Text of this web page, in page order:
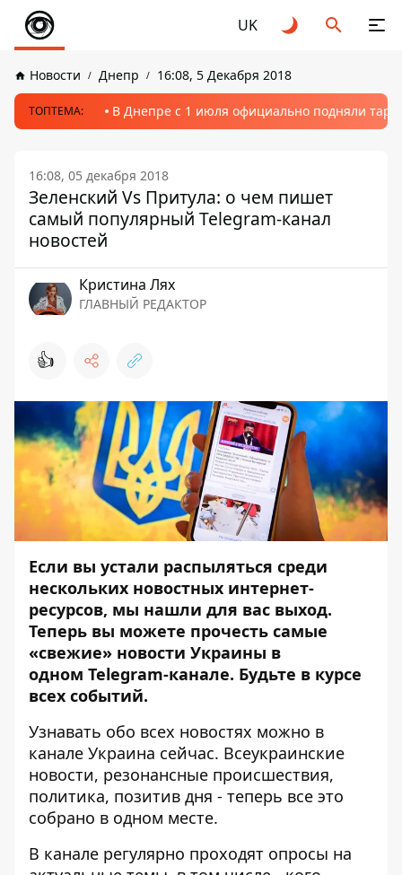
UK
Новости Днепр 16:08, 5 Декабря 2018
ТОПТЕМА: В Днепре с 1 июля официально подняли
16:08, 05 декабря 2018
Зеленский Vs Притула: о чем пишет
самый популярный Telegram-канал
новостей
Кристина Лях
ГЛАВНЫЙ РЕДАКТОР
👍
Если вы устали распыляться среди
нескольких новостных интернет-
ресурсов, мы нашли для вас выход.
Теперь вы можете прочесть самые
«свежие» новости Украины в
одном Telegram-канале. Будьте в курсе
всех событий.
Узнавать обо всех новостях можно в
канале Украина сейчас. Всеукраинские
новости, резонансные происшествия,
политика, позитив дня - теперь все это
собрано в одном месте.
В канале регулярно проходят опросы на